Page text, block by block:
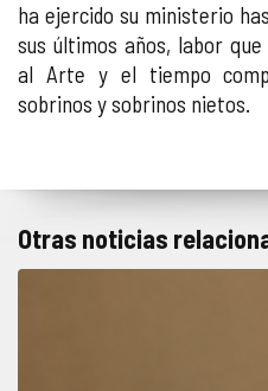
ha ejercido su ministerio
sus últimos años, labor
al Arte y el tiempo
sobrinos y sobrinos nietos.
Otras noticias